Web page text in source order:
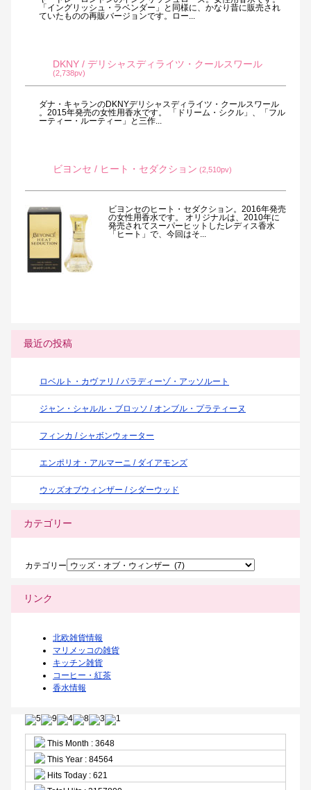
「イングリッシュ・ラベンダー」と同様に、かなり昔に販売され
ていたものの再販バージョンです。ロー...
DKNY / デリシャスディライツ・クールスワール
(2,738pv)
ダナ・キャランのDKNYデリシャスディライツ・クールスワール
。2015年発売の女性用香水です。 「ドリーム・シクル」、「フル
ーティー・ルーティー」と三作...
ビヨンセ / ヒート・セダクション (2,510pv)
ビヨンセのヒート・セダクション。2016年発売
の女性用香水です。 オリジナルは、2010年に
発売されてスーパーヒットしたレディス香水
「ヒート」で、今回はそ...
最近の投稿
ロベルト・カヴァリ / パラディーゾ・アッソルート
ジャン・シャルル・ブロッソ / オンブル・プラティーヌ
フィンカ / シャボンウォーター
エンポリオ・アルマーニ / ダイアモンズ
ウッズオブウィンザー / シダーウッド
カテゴリー
カテゴリー
リンク
北欧雑貨情報
マリメッコの雑貨
キッチン雑貨
コーヒー・紅茶
香水情報
This Month : 3648
This Year : 84564
Hits Today : 621